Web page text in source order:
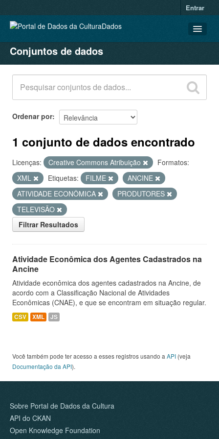
Entrar
CONJUNTOS DE DADOS
ORGANIZAÇÕES
GRUPOS
SOBRE
Conjuntos de dados
Ordenar por
1 conjunto de dados encontrado
Licenças: Creative Commons Atribuição
Formatos:
XML
Etiquetas: FILME
ANCINE
ATIVIDADE ECONÔMICA
PRODUTORES
TELEVISÃO
Filtrar Resultados
Atividade Econômica dos Agentes Cadastrados na
Ancine
Atividade econômica dos agentes cadastrados na Ancine, de
acordo com a Classificação Nacional de Atividades
Econômicas (CNAE), e que se encontram em situação regular.
CSV XML JS
Você também pode ter acesso a esses registros usando a API (veja
Documentação da API).
Sobre Portal de Dados da Cultura
API do CKAN
Open Knowledge Foundation